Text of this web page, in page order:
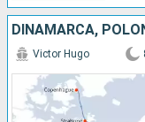
DINAMARCA,
Victor Hugo